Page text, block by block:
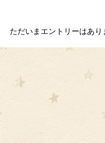
ただいまエントリーはあり